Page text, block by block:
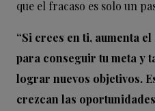
que el fracaso es solo un
“Si crees en ti, aumenta
para conseguir tu meta y
lograr nuevos objetivos.
crezcan las